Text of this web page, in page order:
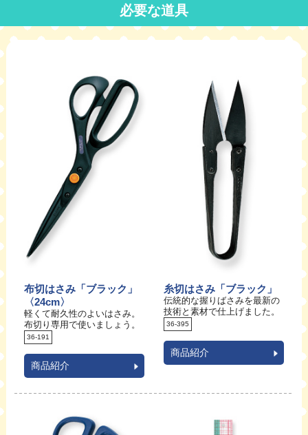
必要な道具
布切はさみ「ブラック」
〈24cm〉
軽くて耐久性のよいはさみ。
布切り専用で使いましょう。
36-191
商品紹介
糸切はさみ「ブラック」
伝統的な握りばさみを最新の
技術と素材で仕上げました。
36-395
商品紹介